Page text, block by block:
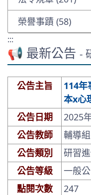
榮譽事蹟 (58)
:::
📢 最新公告 -
公告主旨
114年
本x心
公告日期
2025
公告教師
輔導
公告類別
研習
公告等級
一般
點閱次數
247